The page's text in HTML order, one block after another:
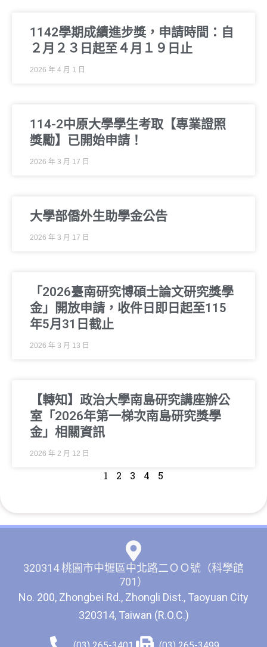
1142學期成績進步獎，申請時間：自
２月２３日起至４月１９日止
2026 年 4 月 1 日
114-2中原大學學生考取【專業證照
獎勵】已開始申請！
2026 年 3 月 17 日
大學部僑外生助學金公告
2026 年 3 月 17 日
「2026臺南研究博碩士論文研究獎學
金」開放申請，收件日即日起至115
年5月31日截止
2026 年 3 月 13 日
【轉知】政治大學南島研究講座辦公
室「2026年第一梯次南島研究獎學
金」相關資訊
2026 年 2 月 12 日
1 2 3 4 5
320314 桃園市中壢區中北路二ＯＯ號（科學館
701）
No. 200, Zhongbei Rd., Zhongli Dist., Taoyuan City
320314, Taiwan (R.O.C.)